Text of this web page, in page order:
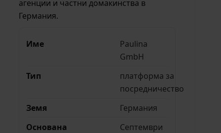
агенции и частни домакинства в
Германия.
Име
Paulina
GmbH
Тип
платформа за
посредничество
Земя
Германия
Основана
Септември